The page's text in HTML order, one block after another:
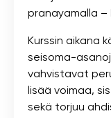
pranayamalla
Kurssin aikana
seisoma-
vahvistavat
lisää voimaa,
sekä torjuu